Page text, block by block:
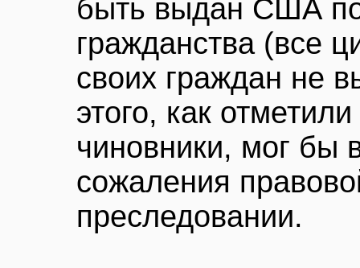
быть выдан США по
гражданства (все
своих граждан не
этого, как
чиновники, мог бы
сожаления
преследовании.